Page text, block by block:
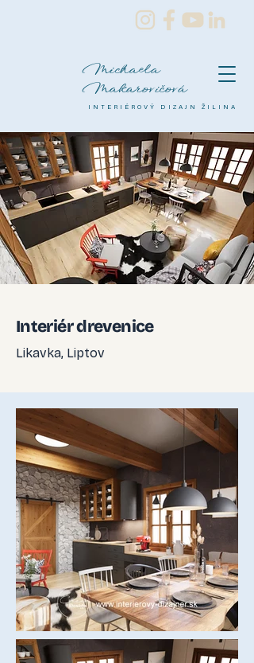
Michaela
Makarovičová
INTERIÉROVÝ DIZAJN ŽILINA
Interiér drevenice
Likavka, Liptov